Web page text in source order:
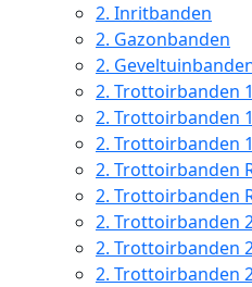
2. Inritbanden
2. Gazonbanden
2.
2. Trottoirbanden
2. Trottoirbanden
2. Trottoirbanden
2. Trottoirbanden
2. Trottoirbanden
2. Trottoirbanden
2. Trottoirbanden
2. Trottoirbanden